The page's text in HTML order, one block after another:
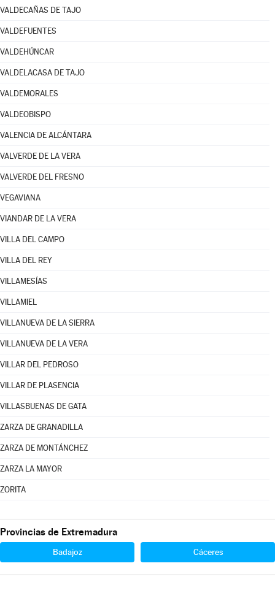
VALDECAÑAS DE TAJO
VALDEFUENTES
VALDEHÚNCAR
VALDELACASA DE TAJO
VALDEMORALES
VALDEOBISPO
VALENCIA DE ALCÁNTARA
VALVERDE DE LA VERA
VALVERDE DEL FRESNO
VEGAVIANA
VIANDAR DE LA VERA
VILLA DEL CAMPO
VILLA DEL REY
VILLAMESÍAS
VILLAMIEL
VILLANUEVA DE LA SIERRA
VILLANUEVA DE LA VERA
VILLAR DEL PEDROSO
VILLAR DE PLASENCIA
VILLASBUENAS DE GATA
ZARZA DE GRANADILLA
ZARZA DE MONTÁNCHEZ
ZARZA LA MAYOR
ZORITA
Provincias de Extremadura
Badajoz Cáceres